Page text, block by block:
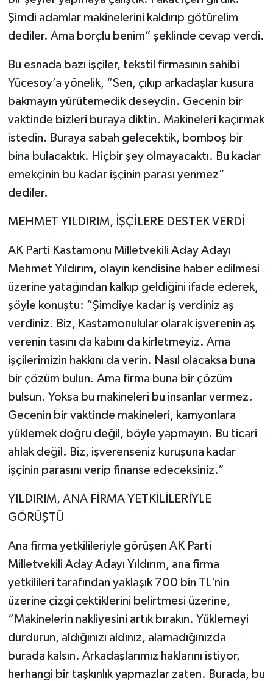
Şimdi adamlar makinelerini kaldırıp götürelim
dediler. Ama borçlu benim” şeklinde cevap verdi.
Bu esnada bazı işçiler, tekstil firmasının sahibi
Yücesoy’a yönelik, “Sen, çıkıp arkadaşlar kusura
bakmayın yürütemedik deseydin. Gecenin bir
vaktinde bizleri buraya diktin. Makineleri kaçırmak
istedin. Buraya sabah gelecektik, bomboş bir
bina bulacaktık. Hiçbir şey olmayacaktı. Bu kadar
emekçinin bu kadar işçinin parası yenmez”
dediler.
MEHMET YILDIRIM, İŞÇİLERE DESTEK VERDİ
AK Parti Kastamonu Milletvekili Aday Adayı
Mehmet Yıldırım, olayın kendisine haber edilmesi
üzerine yatağından kalkıp geldiğini ifade ederek,
şöyle konuştu: “Şimdiye kadar iş verdiniz aş
verdiniz. Biz, Kastamonulular olarak işverenin aş
verenin tasını da kabını da kirletmeyiz. Ama
işçilerimizin hakkını da verin. Nasıl olacaksa buna
bir çözüm bulun. Ama firma buna bir çözüm
bulsun. Yoksa bu makineleri bu insanlar vermez.
Gecenin bir vaktinde makineleri, kamyonlara
yüklemek doğru değil, böyle yapmayın. Bu ticari
ahlak değil. Biz, işverenseniz kuruşuna kadar
işçinin parasını verip finanse edeceksiniz.”
YILDIRIM, ANA FİRMA YETKİLİLERİYLE
GÖRÜŞTÜ
Ana firma yetkilileriyle görüşen AK Parti
Milletvekili Aday Adayı Yıldırım, ana firma
yetkilileri tarafından yaklaşık 700 bin TL’nin
üzerine çizgi çektiklerini belirtmesi üzerine,
“Makinelerin nakliyesini artık bırakın. Yüklemeyi
durdurun, aldığınızı aldınız, alamadığınızda
burada kalsın. Arkadaşlarımız haklarını istiyor,
herhangi bir taşkınlık yapmazlar zaten. Burada, bu